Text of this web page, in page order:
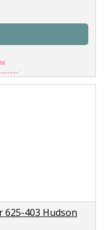
625-403 Hudson